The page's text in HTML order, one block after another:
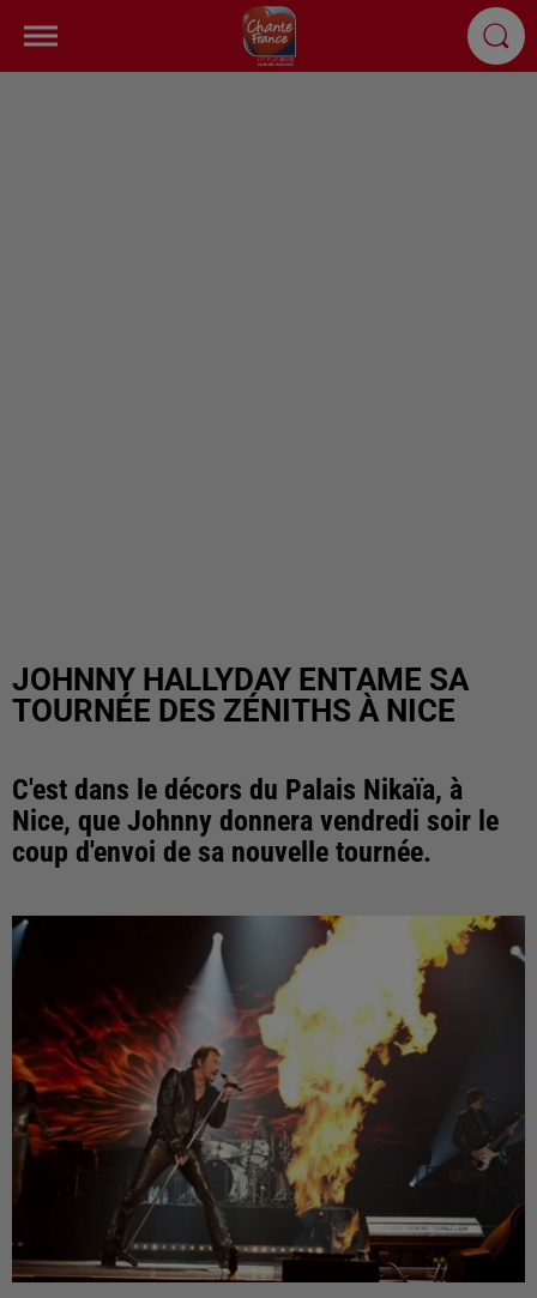
JOHNNY HALLYDAY ENTAME SA
TOURNÉE DES ZÉNITHS À NICE
C'est dans le décors du Palais Nikaïa, à
Nice, que Johnny donnera vendredi soir le
coup d'envoi de sa nouvelle tournée.